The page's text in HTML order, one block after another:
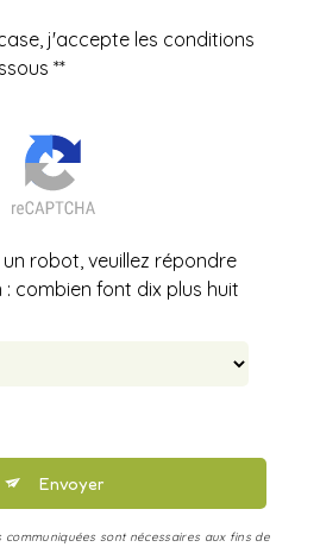
j'accepte les conditions
**
robot, veuillez répondre
combien font dix plus huit
Envoyer
communiquées sont nécessaires aux fins de